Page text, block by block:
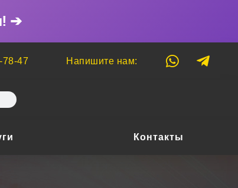
➔
78-47 Напишите нам:
Контакты